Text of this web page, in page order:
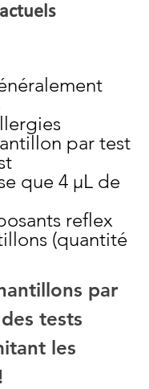
par test
que 4 µL de
reflex
(quantité
par
tests
les